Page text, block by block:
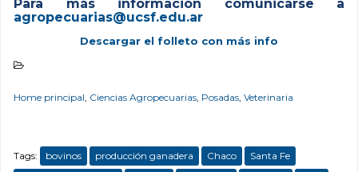
Para más información comunicarse a
agropecuarias@ucsf.edu.ar
Descargar el folleto con más info
Home principal Ciencias Agropecuarias Posadas Veterinaria
Tags: bovinos producción ganadera Chaco
Santa Fe